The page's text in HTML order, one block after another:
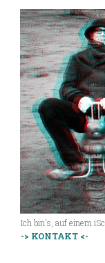
Ich bin's, auf einem
-> KONTAKT <-